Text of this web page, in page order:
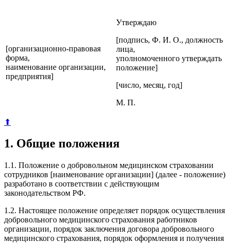
[организационно-правовая
форма,
наименование организации,
предприятия]
Утверждаю
[подпись, Ф. И. О., должность
лица,
уполномоченного утверждать
положение]
[число, месяц, год]
М. П.
⬆
1. Общие положения
1.1. Положение о добровольном медицинском страховании
сотрудников [наименование организации] (далее - положение)
разработано в соответствии с действующим
законодательством РФ.
1.2. Настоящее положение определяет порядок осуществления
добровольного медицинского страхования работников
организации, порядок заключения договора добровольного
медицинского страхования, порядок оформления и получения